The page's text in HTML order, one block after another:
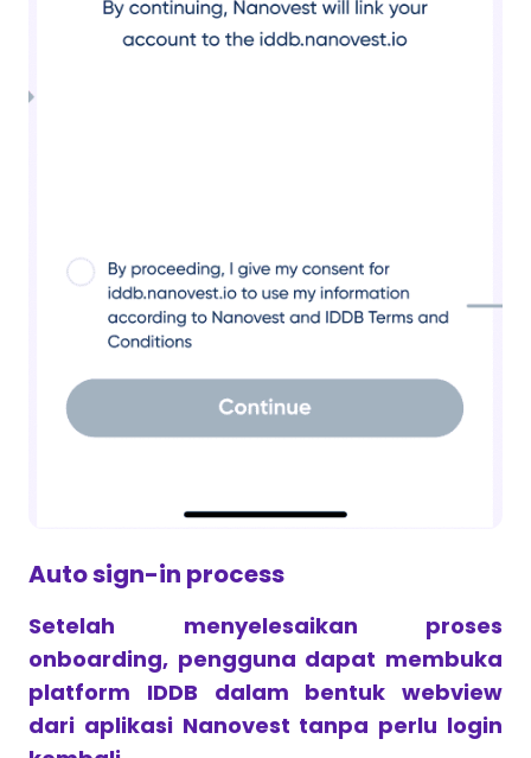
Auto sign-in process
Setelah menyelesaikan proses
onboarding, pengguna dapat membuka
platform IDDB dalam bentuk webview
dari aplikasi Nanovest tanpa perlu login